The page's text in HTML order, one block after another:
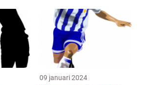
09 januari 2024